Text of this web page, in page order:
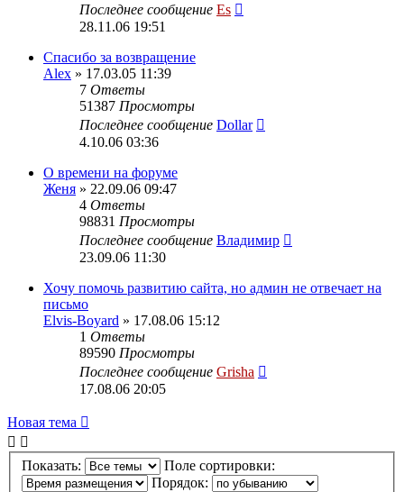
Последнее сообщение Es
28.11.06 19:51
Спасибо за возвращение
Alex » 17.03.05 11:39
7 Ответы
51387 Просмотры
Последнее сообщение Dollar
4.10.06 03:36
О времени на форуме
Женя » 22.09.06 09:47
4 Ответы
98831 Просмотры
Последнее сообщение Владимир
23.09.06 11:30
Хочу помочь развитию сайта, но админ не отвечает на
письмо
Elvis-Boyard » 17.08.06 15:12
1 Ответы
89590 Просмотры
Последнее сообщение Grisha
17.08.06 20:05
Новая тема
Показать:
Поле сортировки:
Порядок: